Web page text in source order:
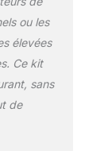
ou les
élevées
Ce kit
sans
de